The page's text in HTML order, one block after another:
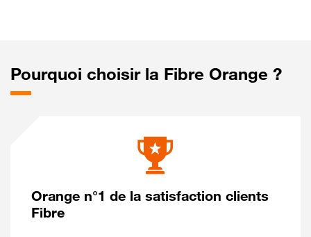
Pourquoi choisir la Fibre Orange ?
Orange n°1 de la satisfaction clients
Fibre